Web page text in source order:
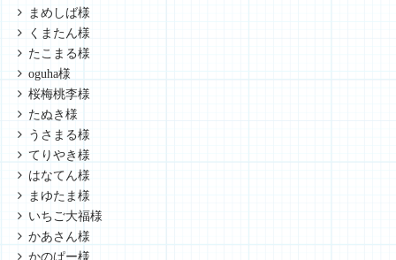
まめしば様
くまたん様
たこまる様
oguha様
桜梅桃李様
たぬき様
うさまる様
てりやき様
はなてん様
まゆたま様
いちご大福様
かあさん様
かのぱー様